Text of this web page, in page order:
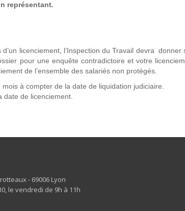
représentant.
licenciement, l’Inspection du Travail devra donner
pour une enquête contradictoire et votre
de l’ensemble des salariés non protégés.
à compter de la date de liquidation judiciaire.
date de licenciement.
- 69006 Lyon
le vendredi de 9h à 11h